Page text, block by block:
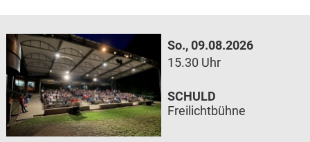
So., 09.08.2026
15.30 Uhr
SCHULD
Freilichtbühne